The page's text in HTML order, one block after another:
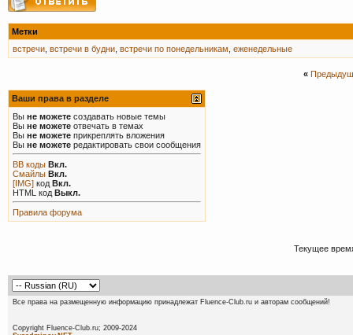
Метки
встречи встречи в будни встречи по понедельникам еженедельные
«
Ваши права в разделе
Вы не можете создавать новые темы
Вы не можете отвечать в темах
Вы не можете прикреплять вложения
Вы не можете редактировать свои сообщения
BB коды Вкл.
Смайлы Вкл.
[IMG] код Вкл.
HTML код Выкл.
Правила форума
Текущее
Все права на размещенную информацию принадлежат Fluence-Club.ru и авторам сообщений!
Copyright Fluence-Club.ru;